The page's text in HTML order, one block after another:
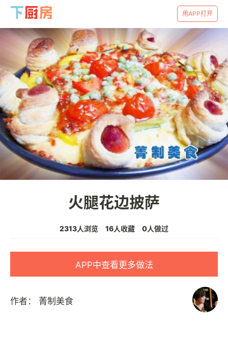
用APP打开
火腿花边披萨
2313人浏览 16人收藏 0人做过
APP中查看更多做法
作者： 菁制美食